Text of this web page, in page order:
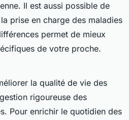
Il est aussi possible de
prise en charge des maladies
permet de mieux
de votre proche.
la qualité de vie des
rigoureuse des
Pour enrichir le quotidien des